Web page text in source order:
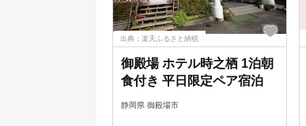
出典：楽天ふるさと納税
御殿場 ホテル時之栖 1泊朝
食付き 平日限定ペア宿泊
静岡県 御殿場市